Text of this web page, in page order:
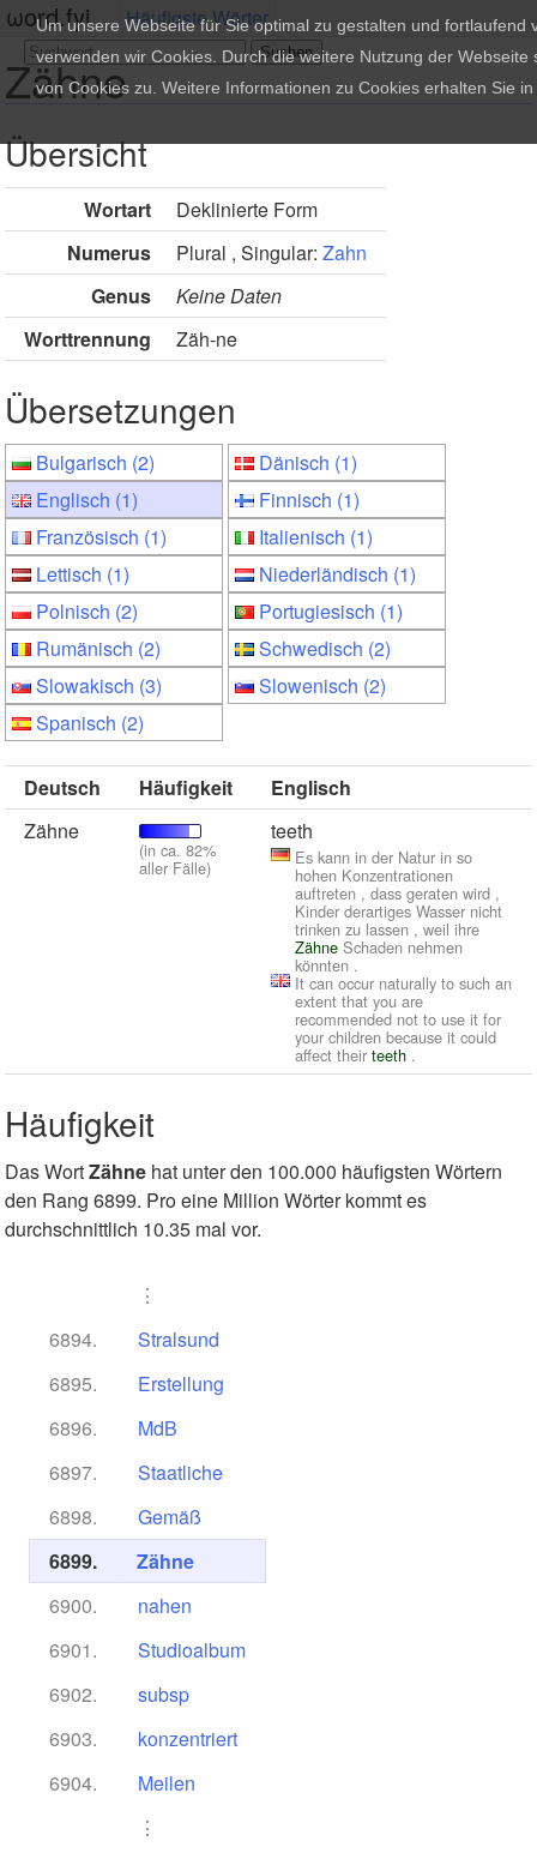
ωord.fyi Häufigste Wörter
Zähne
Übersicht
Wortart
Deklinierte Form
Numerus
Plural , Singular: Zahn
Genus
Keine Daten
Worttrennung
Zäh-ne
Übersetzungen
Bulgarisch (2)
Dänisch (1)
Englisch (1)
Finnisch (1)
Französisch (1)
Italienisch (1)
Lettisch (1)
Niederländisch (1)
Polnisch (2)
Portugiesisch (1)
Rumänisch (2)
Schwedisch (2)
Slowakisch (3)
Slowenisch (2)
Spanisch (2)
Deutsch Häufigkeit
Englisch
Zähne
(in ca. 82%
aller Fälle)
teeth
Es kann in der Natur in so
hohen Konzentrationen
auftreten , dass geraten wird ,
Kinder derartiges Wasser nicht
trinken zu lassen , weil ihre
Zähne Schaden nehmen
könnten .
It can occur naturally to such an
extent that you are
recommended not to use it for
your children because it could
affect their teeth .
Häufigkeit
Das WortZähne hat unter den 100.000 häufigsten Wörtern
den Rang 6899. Pro eine Million Wörter kommt es
durchschnittlich 10.35 mal vor.
⋮
6894.
Stralsund
6895.
Erstellung
6896.
MdB
6897.
Staatliche
6898.
Gemäß
6899.
Zähne
6900.
nahen
6901.
Studioalbum
6902.
subsp
6903.
konzentriert
6904.
Meilen
⋮
Um unsere Webseite für Sie optimal zu gestalten und fortlaufend
verwenden wir Cookies. Durch die weitere Nutzung der Webseite
von Cookies zu. Weitere Informationen zu Cookies erhalten Sie